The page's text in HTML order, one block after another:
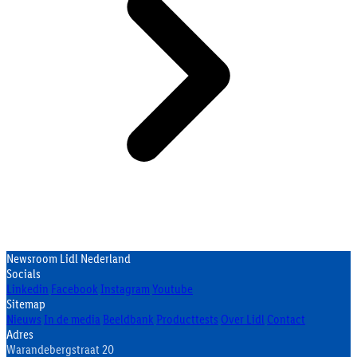
Newsroom Lidl Nederland
Socials
Linkedin Facebook Instagram Youtube
Sitemap
Nieuws In de media Beeldbank Producttests Over Lidl Contact
Adres
Warandebergstraat 20